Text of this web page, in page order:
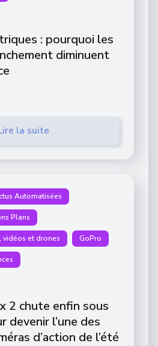
: pourquoi les
diminuent
la suite
Automatisées
Plans
et drones GoPro
2 chute enfin sous
devenir l’une des
d’action de l’été